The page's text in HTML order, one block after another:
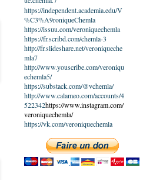
https://independent.academia.edu/V
%C3%A9roniqueChemla
https://issuu.com/veroniquechemla
https://fr.scribd.com/chemla-3
http://fr.slideshare.net/veroniqueche
mla7
http://www.youscribe.com/veroniqu
echemla5/
https://substack.com/@vchemla/
http://www.calameo.com/accounts/4
522342https://www.instagram.com/
veroniquechemla/
https://vk.com/veroniquechemla